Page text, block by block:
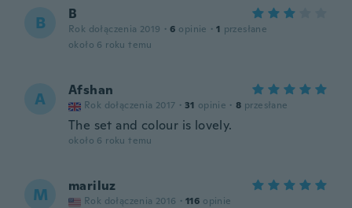
B B
Rok dołączenia 2019 · 6 opinie · 1 przesłane
około 6 roku temu
A Afshan
Rok dołączenia 2017 · 31 opinie · 8 przesłane
The set and colour is lovely.
około 6 roku temu
M mariluz
Rok dołączenia 2016 · 116 opinie